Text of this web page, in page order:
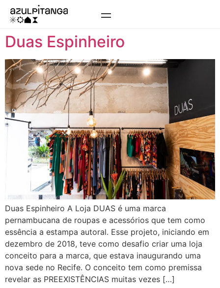
Duas Espinheiro
Duas Espinheiro A Loja DUAS é uma marca
pernambucana de roupas e acessórios que tem como
essência a estampa autoral. Esse projeto, iniciando em
dezembro de 2018, teve como desafio criar uma loja
conceito para a marca, que estava inaugurando uma
nova sede no Recife. O conceito tem como premissa
revelar as PREEXISTÊNCIAS muitas vezes […]